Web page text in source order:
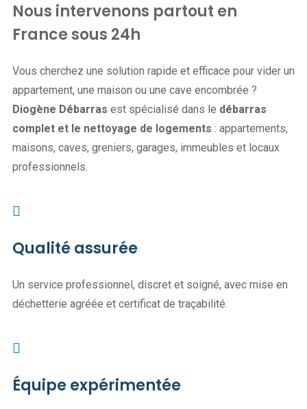
Nous intervenons partout en
France sous 24h
Vous cherchez une solution rapide et efficace pour vider un
appartement, une maison ou une cave encombrée ?
Diogène Débarras est spécialisé dans le débarras
complet et le nettoyage de logements : appartements,
maisons, caves, greniers, garages, immeubles et locaux
professionnels.
Qualité assurée
Un service professionnel, discret et soigné, avec mise en
déchetterie agréée et certificat de traçabilité.
Équipe expérimentée